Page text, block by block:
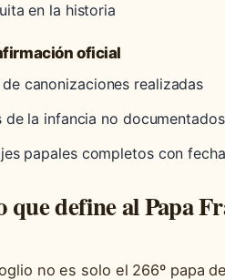
en la historia
oficial
canonizaciones realizadas
de la infancia no
papales completos con
que define al Papa
no es solo el 266º papa